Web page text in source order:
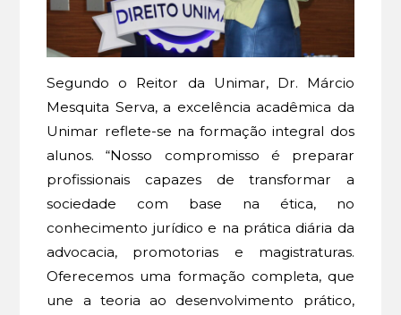
Segundo o Reitor da Unimar, Dr. Márcio
Mesquita Serva, a excelência acadêmica da
Unimar reflete-se na formação integral dos
alunos. “Nosso compromisso é preparar
profissionais capazes de transformar a
sociedade com base na ética, no
conhecimento jurídico e na prática diária da
advocacia, promotorias e magistraturas.
Oferecemos uma formação completa, que
une a teoria ao desenvolvimento prático,